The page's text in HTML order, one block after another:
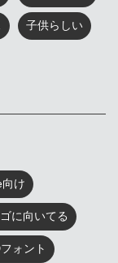
子供らしい
け
に向いてる
ォント